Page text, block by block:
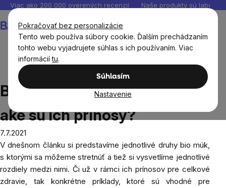
Pokračovať bez personalizácie
Tento web používa súbory cookie. Ďalším prechádzaním
tohto webu vyjadrujete súhlas s ich používaním. Viac
informáciítu.
Súhlasím
Nastavenie
Prejsť
obsah
Viac ako 200 000 overených recenzií Naše produkty sú
košík
BIO múky - v čom sa líšia a aké sú ich prínosy?
BIO múky - v čom sa líšia a
aké sú ich prínosy?
7.7.2021
V dnešnom článku si predstavíme jednotlivé druhy bio múk,
s ktorými sa môžeme stretnúť a tiež si vysvetlíme jednotlivé
rozdiely medzi nimi. Či už v rámci ich prínosov pre celkové
zdravie, tak konkrétne príklady, ktoré sú vhodné pre